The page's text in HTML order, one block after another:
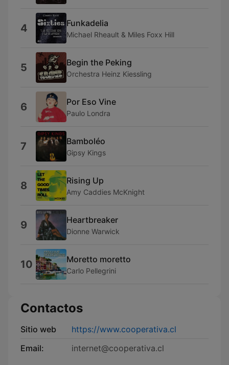
4 Funkadelia
Michael Rheault & Miles Foxx Hill
5 Begin the Peking
Orchestra Heinz Kiessling
6 Por Eso Vine
Paulo Londra
7 Bamboléo
Gipsy Kings
8 Rising Up
Amy Caddies McKnight
9 Heartbreaker
Dionne Warwick
10 Moretto moretto
Carlo Pellegrini
Contactos
Sitio web
https://www.cooperativa.cl
Email:
internet@cooperativa.cl